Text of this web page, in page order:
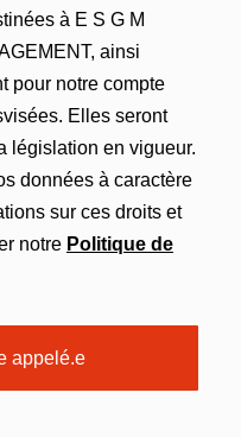
à E S G M
ainsi
pour notre compte
Elles seront
législation en vigueur.
données à caractère
sur ces droits et
notre Politique de
appelé.e